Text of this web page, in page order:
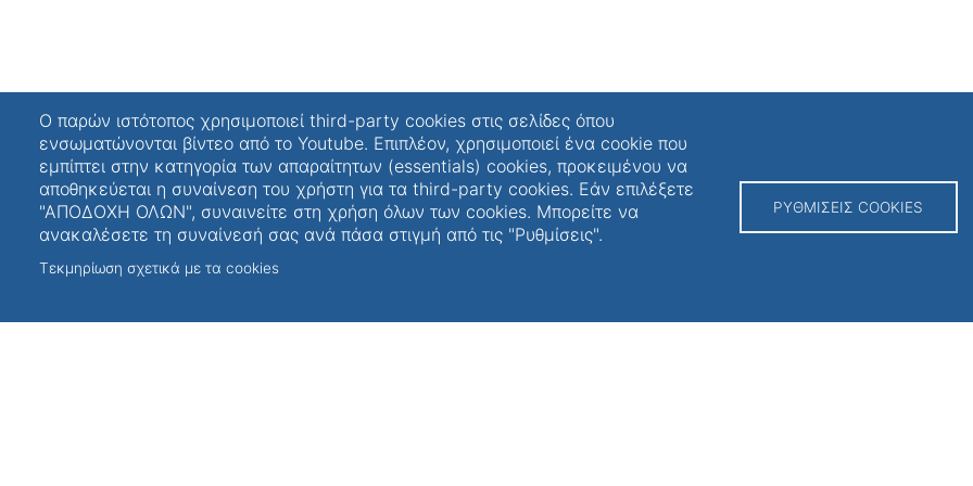
Ο παρών ιστότοπος χρησιμοποιεί third-party cookies στις σελίδες όπου
ενσωματώνονται βίντεο από το Youtube. Επιπλέον, χρησιμοποιεί ένα cookie που
εμπίπτει στην κατηγορία των απαραίτητων (essentials) cookies, προκειμένου να
αποθηκεύεται η συναίνεση του χρήστη για τα third-party cookies. Εάν επιλέξετε
"ΑΠΟΔΟΧΗ ΟΛΩΝ", συναινείτε στη χρήση όλων των cookies. Μπορείτε να
ανακαλέσετε τη συναίνεσή σας ανά πάσα στιγμή από τις "Ρυθμίσεις".
Τεκμηρίωση σχετικά με τα cookies
ΡΥΘΜΊΣΕΙΣ COOKIES
Επικοινωνία
career.upatras.gr
Χάρτης πρόσβασης